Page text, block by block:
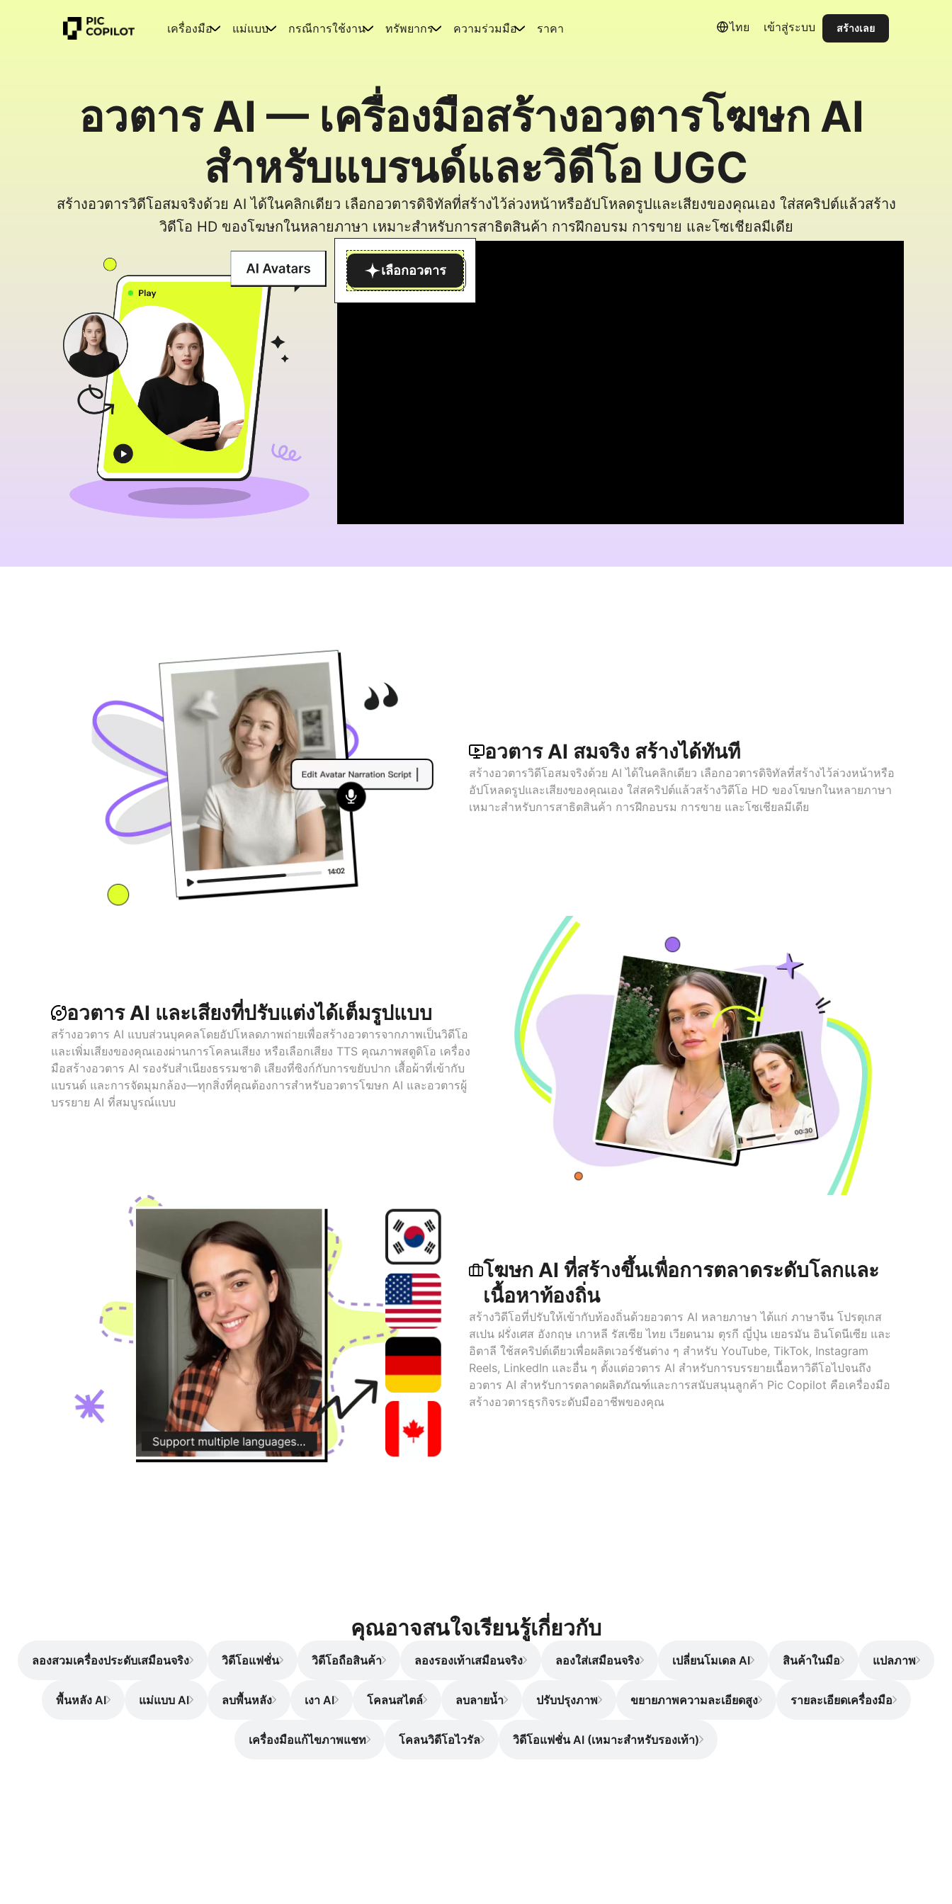
เครื่องมือ แม่แบบ กรณีการใช้งาน ทรัพยากร ความร่วมมือ ราคา ไทย เข้าสู่ระบบ สร้างเลย
อวตาร AI — เครื่องมือสร้างอวตารโฆษก AI
สำหรับแบรนด์และวิดีโอ UGC
สร้างอวตารวิดีโอสมจริงด้วย AI ได้ในคลิกเดียว เลือกอวตารดิจิทัลที่สร้างไว้ล่วงหน้าหรืออัปโหลดรูปและเสียงของคุณเอง ใส่สคริปต์แล้วสร้าง
วิดีโอ HD ของโฆษกในหลายภาษา เหมาะสำหรับการสาธิตสินค้า การฝึกอบรม การขาย และโซเชียลมีเดีย
เลือกอวตาร
อวตาร AI สมจริง สร้างได้ทันที
สร้างอวตารวิดีโอสมจริงด้วย AI ได้ในคลิกเดียว เลือกอวตารดิจิทัลที่สร้างไว้ล่วงหน้าหรือ
อัปโหลดรูปและเสียงของคุณเอง ใส่สคริปต์แล้วสร้างวิดีโอ HD ของโฆษกในหลายภาษา
เหมาะสำหรับการสาธิตสินค้า การฝึกอบรม การขาย และโซเชียลมีเดีย
อวตาร AI และเสียงที่ปรับแต่งได้เต็มรูปแบบ
สร้างอวตาร AI แบบส่วนบุคคลโดยอัปโหลดภาพถ่ายเพื่อสร้างอวตารจากภาพเป็นวิดีโอ
และเพิ่มเสียงของคุณเองผ่านการโคลนเสียง หรือเลือกเสียง TTS คุณภาพสตูดิโอ เครื่อง
มือสร้างอวตาร AI รองรับสำเนียงธรรมชาติ เสียงที่ซิงก์กับการขยับปาก เสื้อผ้าที่เข้ากับ
แบรนด์ และการจัดมุมกล้อง—ทุกสิ่งที่คุณต้องการสำหรับอวตารโฆษก AI และอวตารผู้
บรรยาย AI ที่สมบูรณ์แบบ
โฆษก AI ที่สร้างขึ้นเพื่อการตลาดระดับโลกและ
เนื้อหาท้องถิ่น
สร้างวิดีโอที่ปรับให้เข้ากับท้องถิ่นด้วยอวตาร AI หลายภาษา ได้แก่ ภาษาจีน โปรตุเกส
สเปน ฝรั่งเศส อังกฤษ เกาหลี รัสเซีย ไทย เวียดนาม ตุรกี ญี่ปุ่น เยอรมัน อินโดนีเซีย และ
อิตาลี ใช้สคริปต์เดียวเพื่อผลิตเวอร์ชันต่าง ๆ สำหรับ YouTube, TikTok, Instagram
Reels, LinkedIn และอื่น ๆ ตั้งแต่อวตาร AI สำหรับการบรรยายเนื้อหาวิดีโอไปจนถึง
อวตาร AI สำหรับการตลาดผลิตภัณฑ์และการสนับสนุนลูกค้า Pic Copilot คือเครื่องมือ
สร้างอวตารธุรกิจระดับมืออาชีพของคุณ
คุณอาจสนใจเรียนรู้เกี่ยวกับ
ลองสวมเครื่องประดับเสมือนจริง วิดีโอแฟชั่น วิดีโอถือสินค้า ลองรองเท้าเสมือนจริง ลองใส่เสมือนจริง เปลี่ยนโมเดล AI สินค้าในมือ แปลภาพ
พื้นหลัง AI แม่แบบ AI ลบพื้นหลัง เงา AI โคลนสไตล์ ลบลายน้ำ ปรับปรุงภาพ ขยายภาพความละเอียดสูง รายละเอียดเครื่องมือ
เครื่องมือแก้ไขภาพแชท โคลนวิดีโอไวรัล วิดีโอแฟชั่น AI (เหมาะสำหรับรองเท้า)